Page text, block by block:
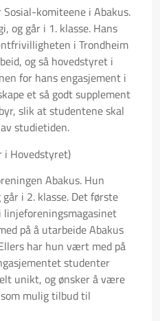
komiteene i Abakus.
og går i 1. klasse. Hans
i Trondheim
og så hovedstyret i
for hans engasjement i
et så godt supplement
slik at studentene skal
studietiden.
i Hovedstyret)
Abakus. Hun
i 2. klasse. Det første
på å utarbeide Abakus
har hun vært med på
studenter
unikt, og ønsker å være
mulig tilbud til